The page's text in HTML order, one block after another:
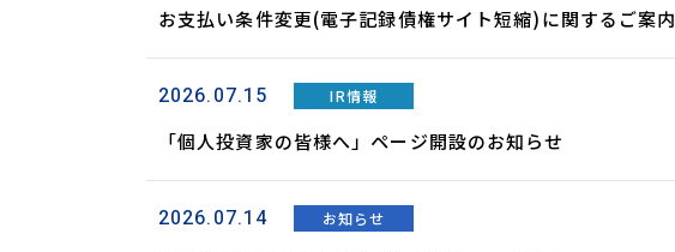
お支払い条件変更(電子記録債権サイト短縮)に関するご案内
2026.07.15 IR情報
「個人投資家の皆様へ」ページ開設のお知らせ
2026.07.14 お知らせ